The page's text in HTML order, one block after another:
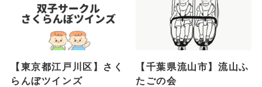
【東京都江戸川区】さく
らんぼツインズ
【千葉県流山市】流山ふ
たごの会